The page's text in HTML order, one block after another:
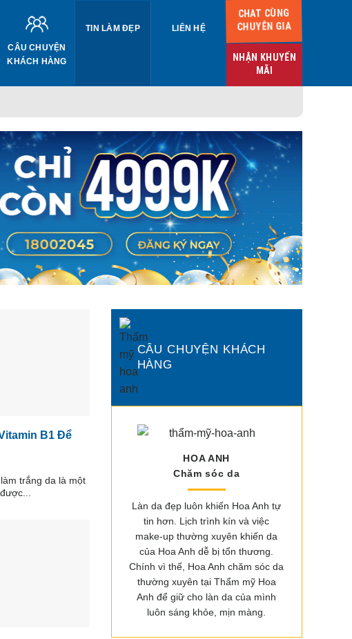
CÂU CHUYỆN
KHÁCH HÀNG
TIN LÀM ĐẸP LIÊN HỆ
CHAT CÙNG
CHUYÊN GIA
NHẬN KHUYẾN
MÃI
B1 Để
trắng da là một
CÂU CHUYỆN KHÁCH
HÀNG
HOA ANH
Chăm sóc da
Làn da đẹp luôn khiến Hoa Anh tự
tin hơn. Lịch trình kín và việc
make-up thường xuyên khiến da
của Hoa Anh dễ bị tổn thương.
Chính vì thế, Hoa Anh chăm sóc da
thường xuyên tại Thẩm mỹ Hoa
Anh để giữ cho làn da của mình
luôn sáng khỏe, mịn màng.